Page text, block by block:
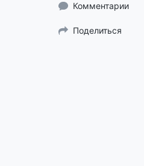
Комментарии
Поделиться